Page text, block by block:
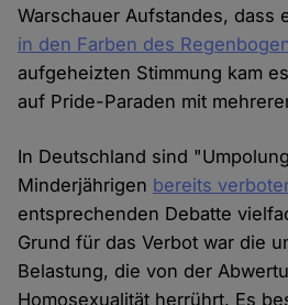
Warschauer Aufstandes, dass
in den Farben des
aufgeheizten Stimmung kam
auf Pride-Paraden mit
In Deutschland sind
Minderjährigen bereits
entsprechenden Debatte
Grund für das Verbot war die
Belastung, die von der
Homosexualität herrührt. Es